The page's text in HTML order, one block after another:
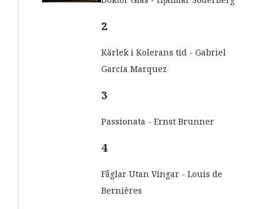
2
Kärlek i Kolerans tid - Gabriel
Garcia Marquez
3
Passionata - Ernst Brunner
4
Fåglar Utan Vingar - Louis de
Bernières